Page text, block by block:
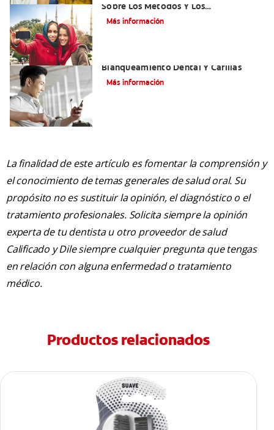
Sobre Los Métodos Y Los
Procedimientos Del Adhesivo Dental
Más información
Blanqueamiento Dental Y Carillas
Más información
La finalidad de este artículo es fomentar la comprensión y
el conocimiento de temas generales de salud oral. Su
propósito no es sustituir la opinión, el diagnóstico o el
tratamiento profesionales. Solicita siempre la opinión
experta de tu dentista u otro proveedor de salud
Calificado y Dile siempre cualquier pregunta que tengas
en relación con alguna enfermedad o tratamiento
médico.
Productos relacionados